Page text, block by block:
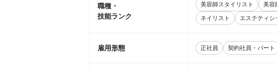
職種・
技能ランク
美容師スタイリスト 美容
ネイリスト
エステティシ
雇用形態 正社員 契約社員・パート